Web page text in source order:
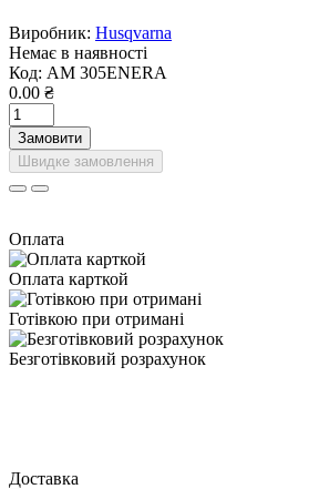
Виробник: Husqvarna
Немає в наявності
Код: AM 305ENERA
0.00 ₴
Замовити
Швидке замовлення
Оплата
Оплата карткой
Готівкою при отримані
Безготівковий розрахунок
Доставка